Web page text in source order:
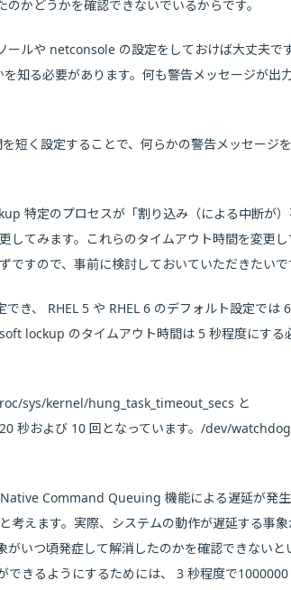
かどうかを確認できないでいるからです。
ルや netconsole の設定をしておけば大丈夫で
知る必要があります。何も警告メッセージが出
く設定することで、何らかの警告メッセージ
特定のプロセスが「割り込み（による中断が
てみます。これらのタイムアウト時間を変更し
すので、事前に検討しておいていただきたいで
、 RHEL 5 や RHEL 6 のデフォルト設定では
lockup のタイムアウト時間は 5 秒程度にする
sys/kernel/hung_task_timeout_secs と
秒および 10 回となっています。/dev/
Command Queuing 機能による遅延が発
えます。実際、システムの動作が遅延する事
いつ頃発症して解消したのかを確認できないと
きるようにするためには、 3 秒程度で